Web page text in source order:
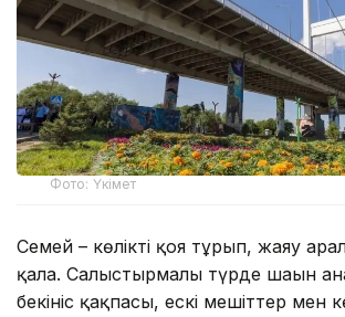
Фото: Үкімет
Семей – көлікті қоя тұрып, жаяу
қала. Салыстырмалы түрде шағын
бекініс қақпасы, ескі мешіттер мен